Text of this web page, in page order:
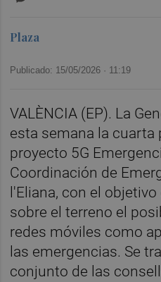
Plaza
Publicado: 15/05/2026 · 11:19
VALÈNCIA (EP). La
esta semana la cuarta
proyecto 5G
Coordinación de
l'Eliana, con el
sobre el terreno el
redes móviles como
las emergencias. Se
conjunto de las